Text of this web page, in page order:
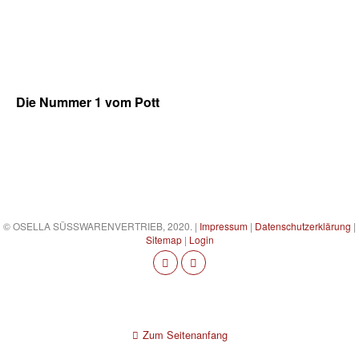
Die Nummer 1 vom Pott
© OSELLA SÜSSWARENVERTRIEB, 2020. | Impressum | Datenschutzerklärung |
Sitemap| Login
Zum Seitenanfang